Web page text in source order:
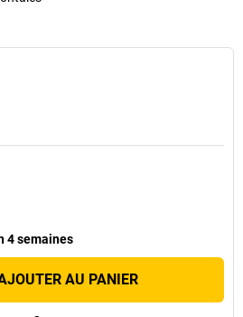
4 semaines
AU PANIER